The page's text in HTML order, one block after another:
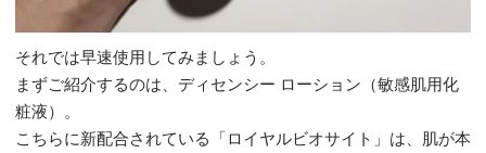
それでは早速使用してみましょう。
まずご紹介するのは、ディセンシー ローション（敏感肌用化
粧液）。
こちらに新配合されている「ロイヤルビオサイト」は、肌が本